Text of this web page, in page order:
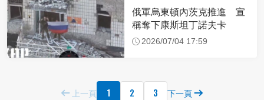
俄軍烏東頓內茨克推進 宣
稱奪下康斯坦丁諾夫卡
2026/07/04 17:59
上一頁 1 2 3 下一頁